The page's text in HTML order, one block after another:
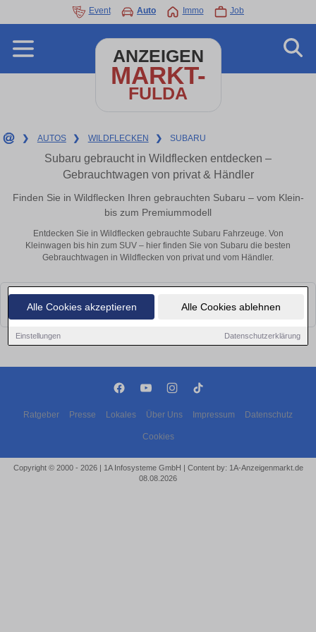
Alle Cookies akzeptieren Alle Cookies ablehnen
Einstellungen Datenschutzerklärung
Event Auto Immo Job
ANZEIGEN
MARKT-
FULDA
❯ AUTOS ❯ WILDFLECKEN ❯ SUBARU
Subaru gebraucht in Wildflecken entdecken –
Gebrauchtwagen von privat & Händler
Finden Sie in Wildflecken Ihren gebrauchten Subaru – vom Klein-
bis zum Premiummodell
Entdecken Sie in Wildflecken gebrauchte Subaru Fahrzeuge. Von
Kleinwagen bis hin zum SUV – hier finden Sie von Subaru die besten
Gebrauchtwagen in Wildflecken von privat und vom Händler.
Leider konnten wir derzeit keine passenden Autos finden. Schauen Sie
bald wieder vorbei!
Ratgeber Presse Lokales Über Uns Impressum Datenschutz
Cookies
Copyright © 2000 - 2026 | 1A Infosysteme GmbH | Content by: 1A-Anzeigenmarkt.de
08.08.2026